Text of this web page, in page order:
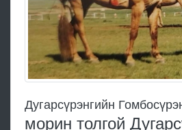
Дугарсүрэнгийн
морин толгой